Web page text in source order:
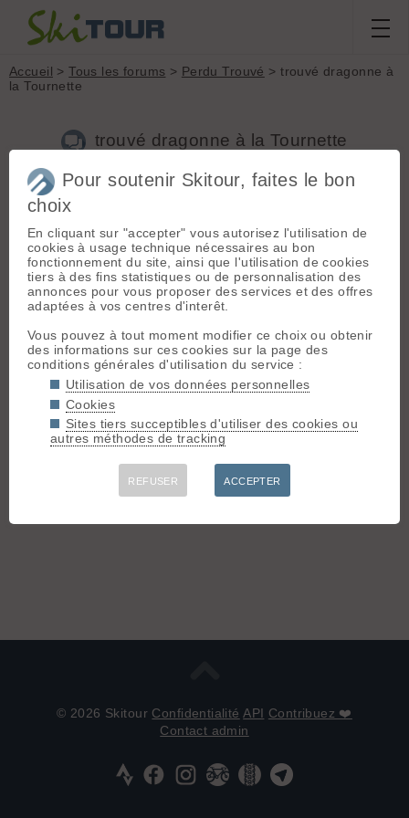
Accueil >Tous les forums > Perdu Trouvé > trouvé dragonne à
la Tournette
trouvé dragonne à la Tournette
Nouveau sujet
LULU3CL185[32posts] - Le 05/02/2020 12:16
100 m sous le bouton , merci contact en MP si à vous .
© 2026 Skitour Confidentialité API Contribuez ❤️
Contact admin
Pour soutenir Skitour, faites le bon
choix
En cliquant sur "accepter" vous autorisez l'utilisation de
cookies à usage technique nécessaires au bon
fonctionnement du site, ainsi que l'utilisation de cookies
tiers à des fins statistiques ou de personnalisation des
annonces pour vous proposer des services et des offres
adaptées à vos centres d'interêt.
Vous pouvez à tout moment modifier ce choix ou obtenir
des informations sur ces cookies sur la page des
conditions générales d'utilisation du service :
Utilisation de vos données personnelles
Cookies
Sites tiers succeptibles d'utiliser des cookies ou
autres méthodes de tracking
REFUSER ACCEPTER